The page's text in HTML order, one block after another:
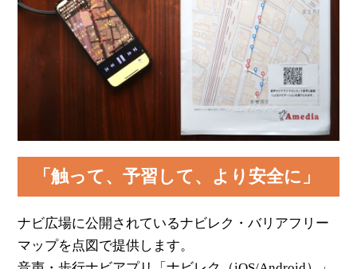
「触って、予習して、より安全に」
ナビ広場に公開されているナビレク・バリアフリー
マップを点図で提供します。